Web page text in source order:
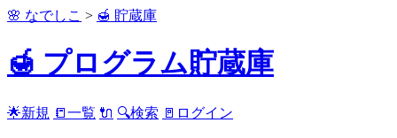
🌸 なでしこ > 🍯 貯蔵庫
🍯 プログラム貯蔵庫
🌟新規 📒一覧 🔌 🔍検索 🚪ログイン